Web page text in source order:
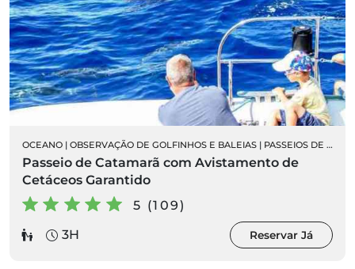
OCEANO | OBSERVAÇÃO DE GOLFINHOS E BALEIAS | PASSEIOS DE BARCO
Passeio de Catamarã com Avistamento de
Cetáceos Garantido
5 (109)
3H
Reservar Já